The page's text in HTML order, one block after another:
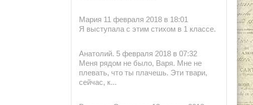
Мария 11 февраля 2018 в 18:01
Я выступала с этим стихом в 1 классе.
Анатолий. 5 февраля 2018 в 07:32
Меня рядом не было, Варя. Мне не
плевать, что ты плачешь. Эти твари,
сейчас, к...